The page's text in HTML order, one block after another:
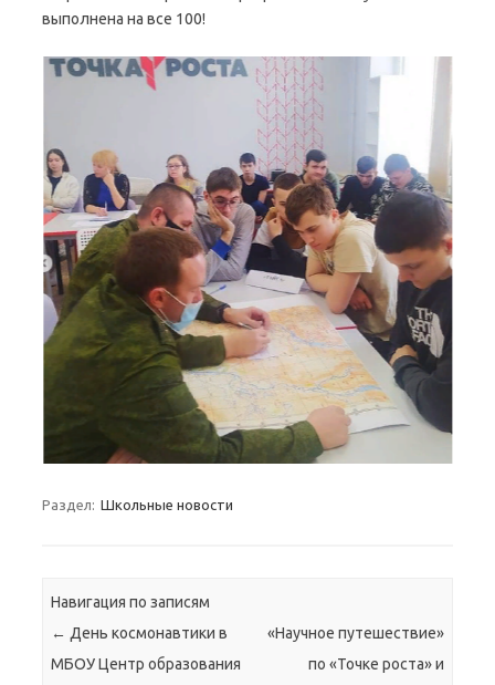
выполнена на все 100!
Раздел: Школьные новости
Навигация по записям
← День космонавтики в
МБОУ Центр образования
«Научное путешествие»
по «Точке роста» и